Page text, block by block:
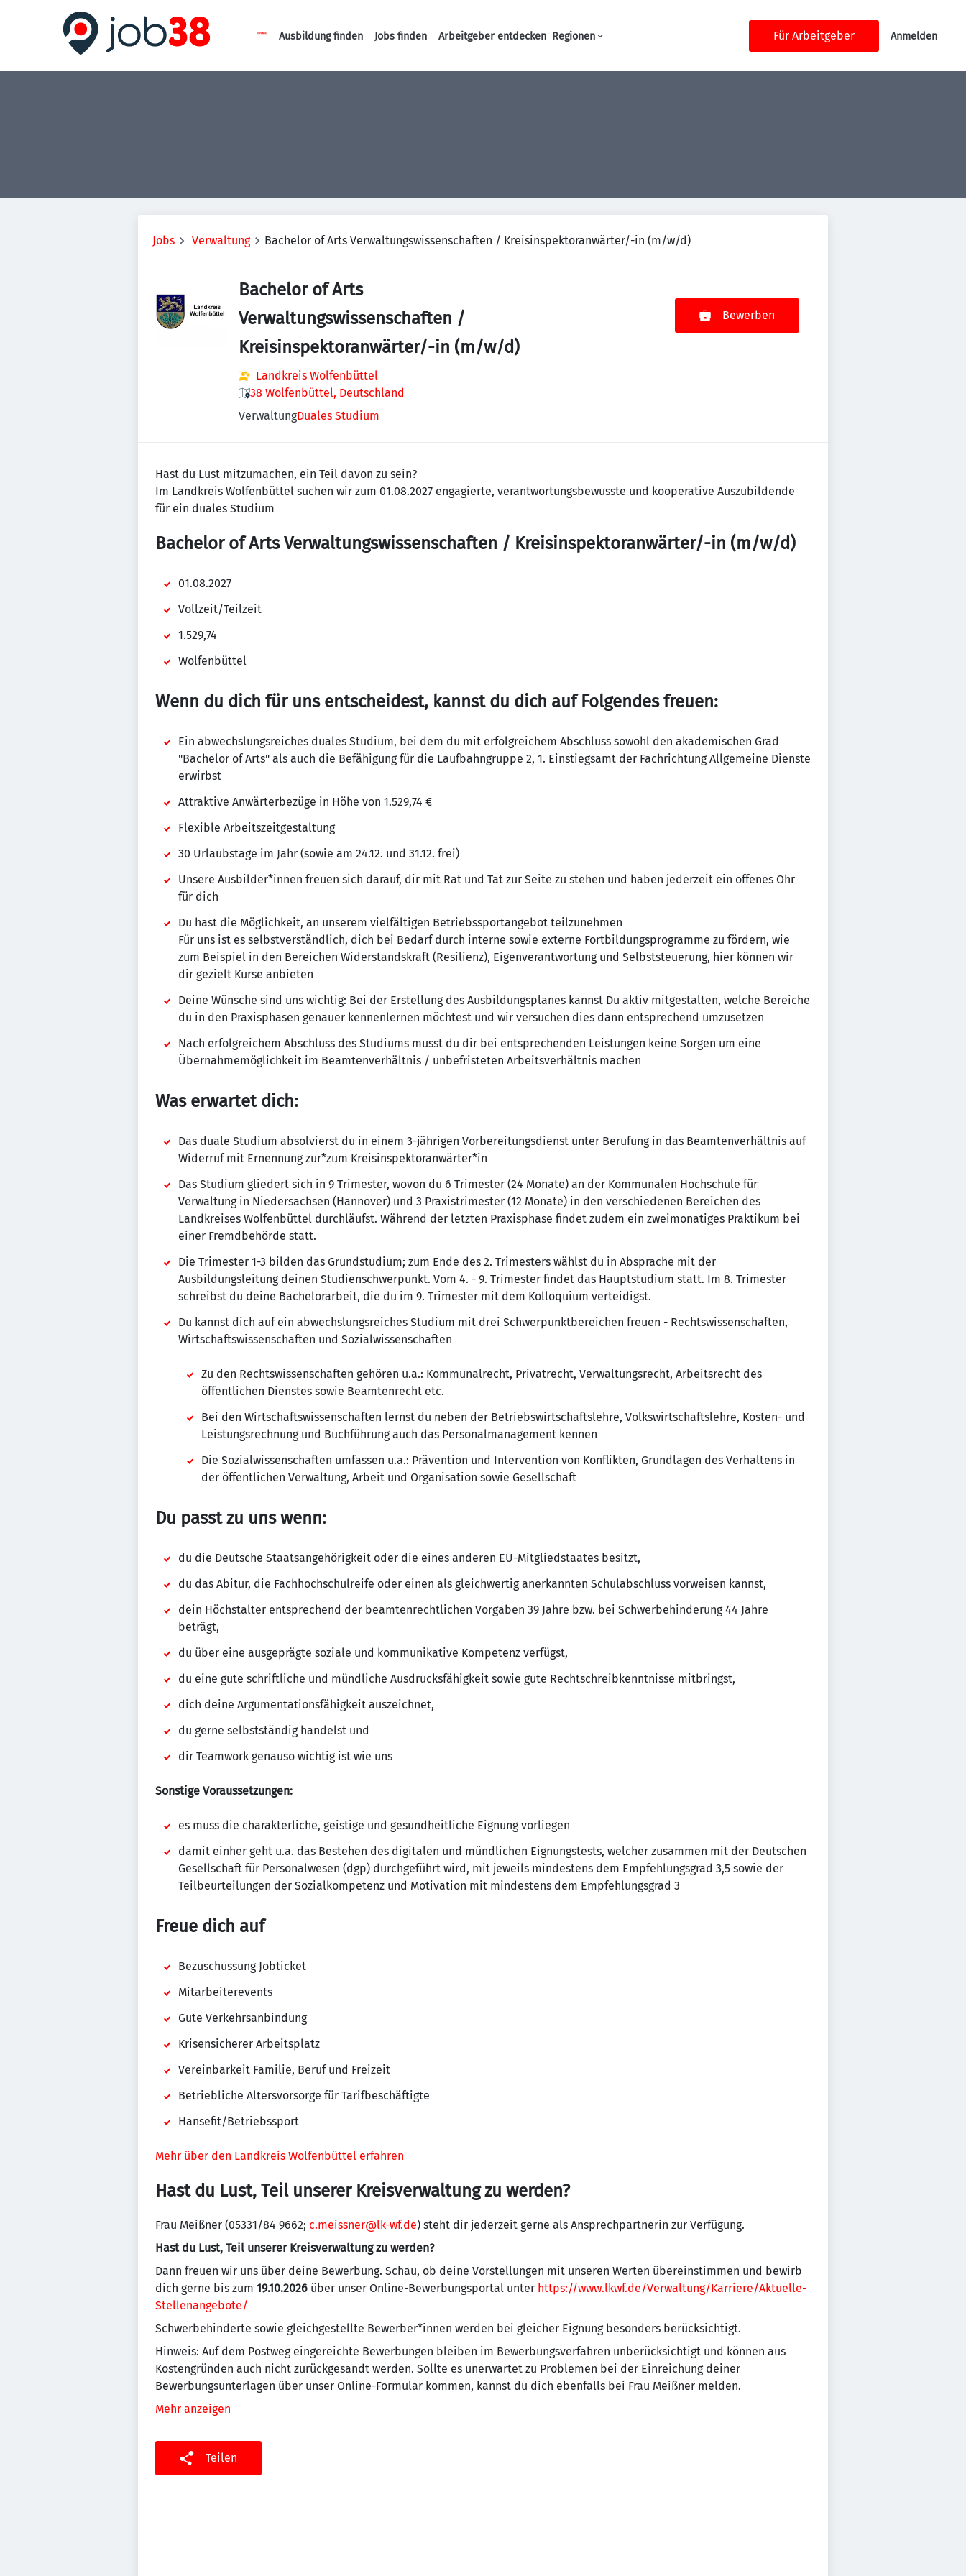
Haupt-Navigation
Ausbildung finden Jobs finden Arbeitgeber entdecken Regionen Für Arbeitgeber Anmelden
Jobs Verwaltung Bachelor of Arts Verwaltungswissenschaften / Kreisinspektoranwärter/-in (m/w/d)
Bachelor of Arts
Verwaltungswissenschaften /
Kreisinspektoranwärter/-in (m/w/d)
Landkreis Wolfenbüttel
38 Wolfenbüttel, Deutschland
VerwaltungDuales Studium
Bewerben
Hast du Lust mitzumachen, ein Teil davon zu sein?
Im Landkreis Wolfenbüttel suchen wir zum 01.08.2027 engagierte, verantwortungsbewusste und kooperative Auszubildende
für ein duales Studium
Bachelor of Arts Verwaltungswissenschaften / Kreisinspektoranwärter/-in (m/w/d)
01.08.2027
Vollzeit/Teilzeit
1.529,74
Wolfenbüttel
Wenn du dich für uns entscheidest, kannst du dich auf Folgendes freuen:
Ein abwechslungsreiches duales Studium, bei dem du mit erfolgreichem Abschluss sowohl den akademischen Grad
"Bachelor of Arts" als auch die Befähigung für die Laufbahngruppe 2, 1. Einstiegsamt der Fachrichtung Allgemeine Dienste
erwirbst
Attraktive Anwärterbezüge in Höhe von 1.529,74 €
Flexible Arbeitszeitgestaltung
30 Urlaubstage im Jahr (sowie am 24.12. und 31.12. frei)
Unsere Ausbilder*innen freuen sich darauf, dir mit Rat und Tat zur Seite zu stehen und haben jederzeit ein offenes Ohr
für dich
Du hast die Möglichkeit, an unserem vielfältigen Betriebssportangebot teilzunehmen
Für uns ist es selbstverständlich, dich bei Bedarf durch interne sowie externe Fortbildungsprogramme zu fördern, wie
zum Beispiel in den Bereichen Widerstandskraft (Resilienz), Eigenverantwortung und Selbststeuerung, hier können wir
dir gezielt Kurse anbieten
Deine Wünsche sind uns wichtig: Bei der Erstellung des Ausbildungsplanes kannst Du aktiv mitgestalten, welche Bereiche
du in den Praxisphasen genauer kennenlernen möchtest und wir versuchen dies dann entsprechend umzusetzen
Nach erfolgreichem Abschluss des Studiums musst du dir bei entsprechenden Leistungen keine Sorgen um eine
Übernahmemöglichkeit im Beamtenverhältnis / unbefristeten Arbeitsverhältnis machen
Was erwartet dich:
Das duale Studium absolvierst du in einem 3-jährigen Vorbereitungsdienst unter Berufung in das Beamtenverhältnis auf
Widerruf mit Ernennung zur*zum Kreisinspektoranwärter*in
Das Studium gliedert sich in 9 Trimester, wovon du 6 Trimester (24 Monate) an der Kommunalen Hochschule für
Verwaltung in Niedersachsen (Hannover) und 3 Praxistrimester (12 Monate) in den verschiedenen Bereichen des
Landkreises Wolfenbüttel durchläufst. Während der letzten Praxisphase findet zudem ein zweimonatiges Praktikum bei
einer Fremdbehörde statt.
Die Trimester 1-3 bilden das Grundstudium; zum Ende des 2. Trimesters wählst du in Absprache mit der
Ausbildungsleitung deinen Studienschwerpunkt. Vom 4. - 9. Trimester findet das Hauptstudium statt. Im 8. Trimester
schreibst du deine Bachelorarbeit, die du im 9. Trimester mit dem Kolloquium verteidigst.
Du kannst dich auf ein abwechslungsreiches Studium mit drei Schwerpunktbereichen freuen - Rechtswissenschaften,
Wirtschaftswissenschaften und Sozialwissenschaften
Zu den Rechtswissenschaften gehören u.a.: Kommunalrecht, Privatrecht, Verwaltungsrecht, Arbeitsrecht des
öffentlichen Dienstes sowie Beamtenrecht etc.
Bei den Wirtschaftswissenschaften lernst du neben der Betriebswirtschaftslehre, Volkswirtschaftslehre, Kosten- und
Leistungsrechnung und Buchführung auch das Personalmanagement kennen
Die Sozialwissenschaften umfassen u.a.: Prävention und Intervention von Konflikten, Grundlagen des Verhaltens in
der öffentlichen Verwaltung, Arbeit und Organisation sowie Gesellschaft
Du passt zu uns wenn:
du die Deutsche Staatsangehörigkeit oder die eines anderen EU-Mitgliedstaates besitzt,
du das Abitur, die Fachhochschulreife oder einen als gleichwertig anerkannten Schulabschluss vorweisen kannst,
dein Höchstalter entsprechend der beamtenrechtlichen Vorgaben 39 Jahre bzw. bei Schwerbehinderung 44 Jahre
beträgt,
du über eine ausgeprägte soziale und kommunikative Kompetenz verfügst,
du eine gute schriftliche und mündliche Ausdrucksfähigkeit sowie gute Rechtschreibkenntnisse mitbringst,
dich deine Argumentationsfähigkeit auszeichnet,
du gerne selbstständig handelst und
dir Teamwork genauso wichtig ist wie uns
Sonstige Voraussetzungen:
es muss die charakterliche, geistige und gesundheitliche Eignung vorliegen
damit einher geht u.a. das Bestehen des digitalen und mündlichen Eignungstests, welcher zusammen mit der Deutschen
Gesellschaft für Personalwesen (dgp) durchgeführt wird, mit jeweils mindestens dem Empfehlungsgrad 3,5 sowie der
Teilbeurteilungen der Sozialkompetenz und Motivation mit mindestens dem Empfehlungsgrad 3
Freue dich auf
Bezuschussung Jobticket
Mitarbeiterevents
Gute Verkehrsanbindung
Krisensicherer Arbeitsplatz
Vereinbarkeit Familie, Beruf und Freizeit
Betriebliche Altersvorsorge für Tarifbeschäftigte
Hansefit/Betriebssport
Mehr über den Landkreis Wolfenbüttel erfahren
Hast du Lust, Teil unserer Kreisverwaltung zu werden?
Frau Meißner (05331/84 9662; c.meissner@lk-wf.de) steht dir jederzeit gerne als Ansprechpartnerin zur Verfügung.
Hast du Lust, Teil unserer Kreisverwaltung zu werden?
Dann freuen wir uns über deine Bewerbung. Schau, ob deine Vorstellungen mit unseren Werten übereinstimmen und bewirb
dich gerne bis zum 19.10.2026 über unser Online-Bewerbungsportal unter https://www.lkwf.de/Verwaltung/Karriere/Aktuelle-
Stellenangebote/
Schwerbehinderte sowie gleichgestellte Bewerber*innen werden bei gleicher Eignung besonders berücksichtigt.
Hinweis: Auf dem Postweg eingereichte Bewerbungen bleiben im Bewerbungsverfahren unberücksichtigt und können aus
Kostengründen auch nicht zurückgesandt werden. Sollte es unerwartet zu Problemen bei der Einreichung deiner
Bewerbungsunterlagen über unser Online-Formular kommen, kannst du dich ebenfalls bei Frau Meißner melden.
Mehr anzeigen
Teilen